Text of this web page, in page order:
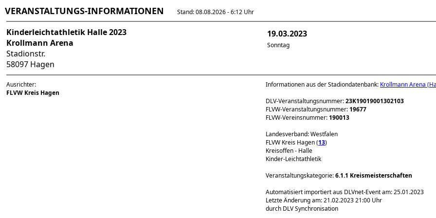
VERANSTALTUNGS-INFORMATIONEN Stand: 08.08.2026 - 6:12 Uhr
Kinderleichtathletik Halle 2023
Krollmann Arena
Stadionstr.
58097 Hagen
19.03.2023
Sonntag
Ausrichter:
FLVW Kreis Hagen
Informationen aus der Stadiondatenbank: Krollmann Arena
DLV-Veranstaltungsnummer:23K19019001302103
FLVW-Veranstaltungsnummer:19677
FLVW-Vereinsnummer:190013
Landesverband: Westfalen
FLVW Kreis Hagen (13)
Kreisoffen - Halle
Kinder-Leichtathletik
Veranstaltungskategorie:6.1.1 Kreismeisterschaften
Automatisiert importiert aus DLVnet-Event am: 25.01.2023
Letzte Änderung am: 21.02.2023 21:00 Uhr
durch DLV Synchronisation